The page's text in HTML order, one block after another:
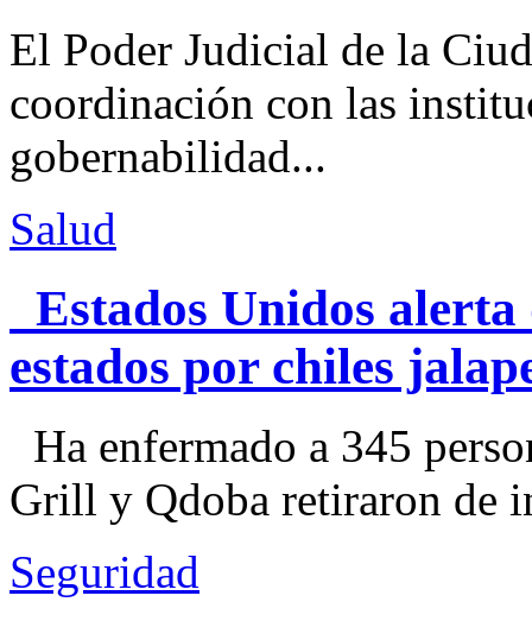
El Poder Judicial de la
coordinación con las
gobernabilidad...
Salud
Estados Unidos alerta
estados por chiles
Ha enfermado a 345
Grill y Qdoba retiraron de
Seguridad